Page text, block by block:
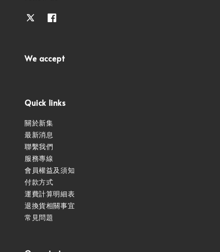
We accept
Quick links
關於新集
最新消息
聯繫我們
服務專線
會員權益及須知
付款方式
運費計算明細表
退換貨相關事宜
常見問題